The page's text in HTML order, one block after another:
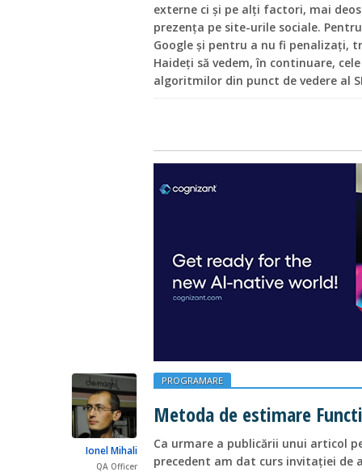
externe ci şi pe alţi factori, mai
prezenţa pe site-urile sociale.
Google şi pentru a nu fi penalizaţi,
Haideţi să vedem, în continuare,
algoritmilor din punct de vedere al
Ionel Mihali
QA Officer
PROGRAMARE
Metoda de estimare
Ca urmare a publicării unui articol
precedent am dat curs invitaţiei de